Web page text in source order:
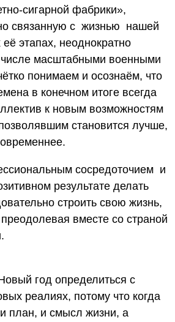
сигарной фабрики»,
связанную с жизнью нашей
этапах, неоднократно
масштабными военными
понимаем и осознаём, что
в конечном итоге всегда
к новым возможностям
становится лучше,
сосредоточием и
результате делать
строить свою жизнь,
вместе со страной
год определиться с
реалиях, потому что когда
и план, и смысл жизни, а